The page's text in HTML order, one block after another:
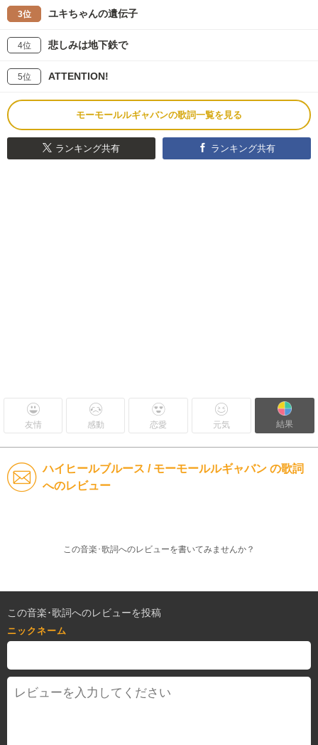
3位 ユキちゃんの遺伝子
4位 悲しみは地下鉄で
5位 ATTENTION!
モーモールルギャバンの歌詞一覧を見る
ランキング共有 ランキング共有
友情 感動 恋愛 元気 結果
ハイヒールブルース / モーモールルギャバン の歌詞
へのレビュー
この音楽･歌詞へのレビューを書いてみませんか？
この音楽･歌詞へのレビューを投稿
ニックネーム